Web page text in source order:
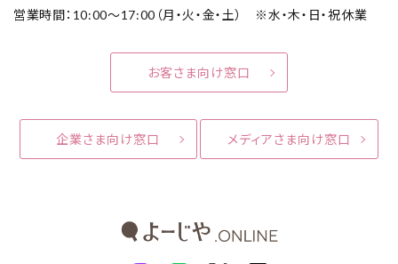
営業時間：10:00～17:00（月・火・金・土） ※水・木・日・祝休業
お客さま向け窓口
企業さま向け窓口 メディアさま向け窓口